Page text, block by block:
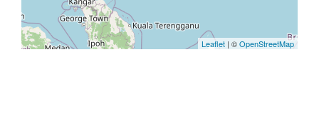
Leaflet | ©OpenStreetMap